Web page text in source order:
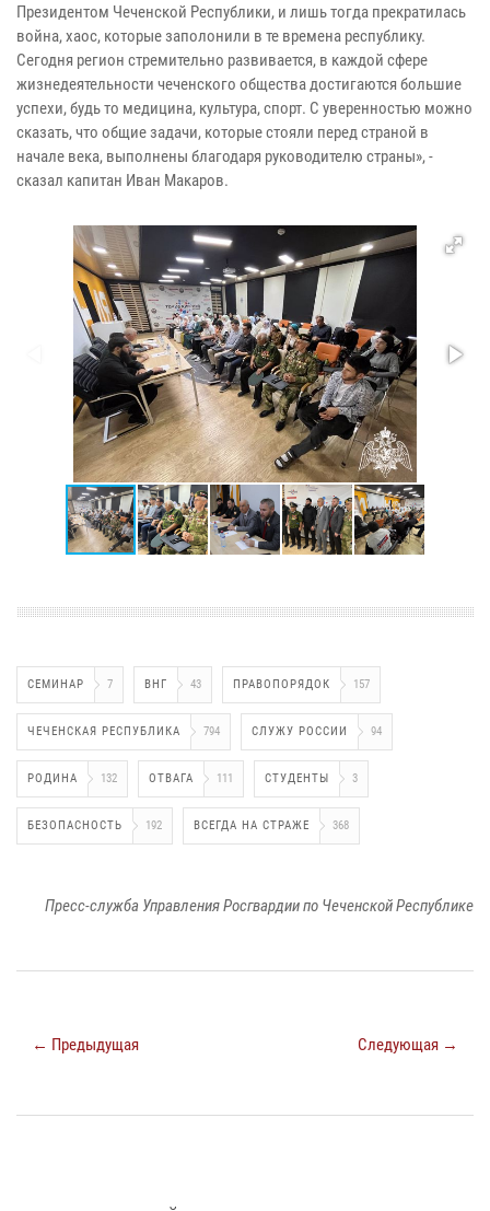
Президентом Чеченской Республики, и лишь тогда прекратилась
война, хаос, которые заполонили в те времена республику.
Сегодня регион стремительно развивается, в каждой сфере
жизнедеятельности чеченского общества достигаются большие
успехи, будь то медицина, культура, спорт. С уверенностью можно
сказать, что общие задачи, которые стояли перед страной в
начале века, выполнены благодаря руководителю страны», -
сказал капитан Иван Макаров.
СЕМИНАР 7 ВНГ 43 ПРАВОПОРЯДОК 157
ЧЕЧЕНСКАЯ РЕСПУБЛИКА 794 СЛУЖУ РОССИИ 94
РОДИНА 132 ОТВАГА 111 СТУДЕНТЫ 3
БЕЗОПАСНОСТЬ 192 ВСЕГДА НА СТРАЖЕ 368
Пресс-служба Управления Росгвардии по Чеченской Республике
← Предыдущая Следующая →